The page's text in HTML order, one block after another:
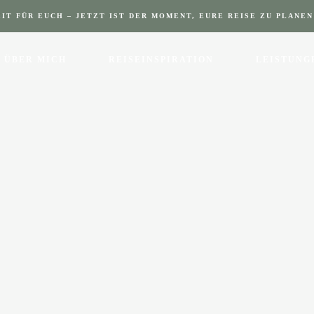
FÜR EUCH – JETZT IST DER MOMENT, EURE REISE ZU